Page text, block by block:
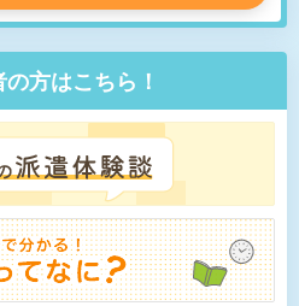
方はこちら！